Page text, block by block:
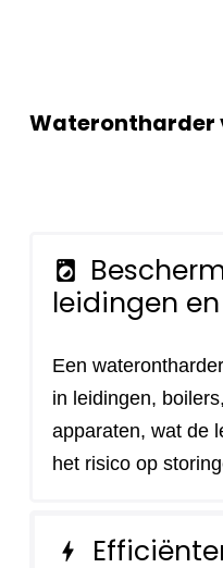
Waterontharder
local_laundry_service
leidingen
Een
in leidingen,
apparaten, wat de
het risico op
bolt